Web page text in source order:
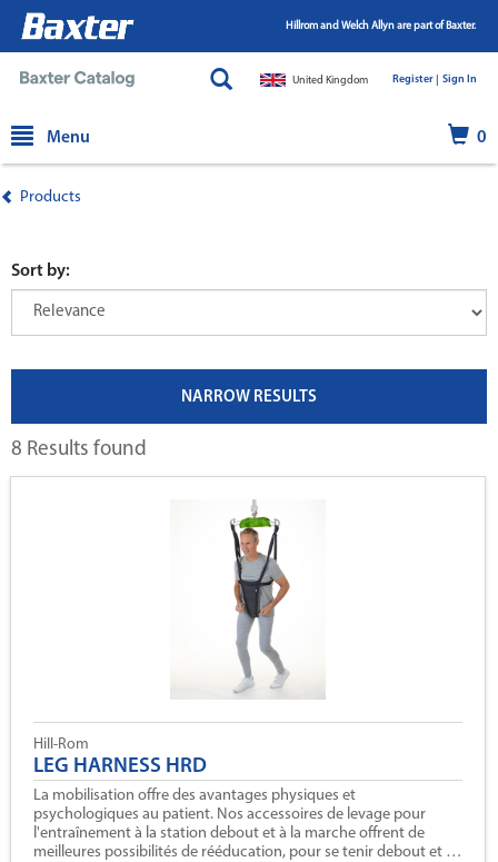
Hillrom and Welch Allyn are part of Baxter.
United Kingdom Register | Sign In
Menu 0
Products
Sort by:
NARROW RESULTS
8 Results found
Hill-Rom
LEG HARNESS HRD
La mobilisation offre des avantages physiques et
psychologiques au patient. Nos accessoires de levage pour
l'entraînement à la station debout et à la marche offrent de
meilleures possibilités de rééducation, pour se tenir debout et se